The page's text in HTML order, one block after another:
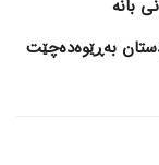
بەڕێوەدەچێت